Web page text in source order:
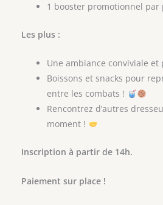
1 booster promotionnel par
Les plus :
Une ambiance conviviale et
Boissons et snacks pour
entre les combats !
Rencontrez d’autres
moment !
Inscription à partir de 14h.
Paiement sur place !